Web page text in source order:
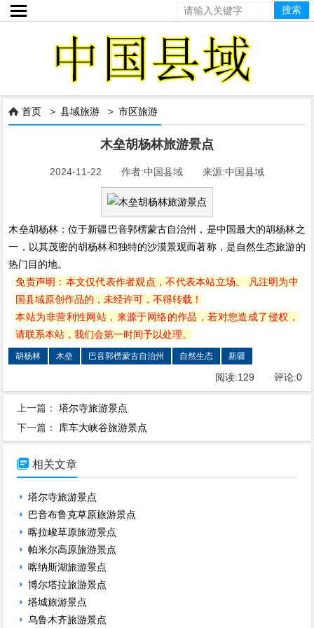

 首页 >县域旅游 >市区旅游
木垒胡杨林旅游景点
2024-11-22 作者:中国县域 来源:中国县域
木垒胡杨林：位于新疆巴音郭楞蒙古自治州，是中国最大的胡杨林之
一，以其茂密的胡杨林和独特的沙漠景观而著称，是自然生态旅游的
热门目的地。
免责声明：本文仅代表作者观点，不代表本站立场。 凡注明为中
国县域原创作品的，未经许可，不得转载！
本站为非营利性网站，来源于网络的作品，若对您造成了侵权，
请联系本站，我们会第一时间予以处理。
胡杨林 木垒 巴音郭楞蒙古自治州 自然生态 新疆
阅读:129 评论:0
上一篇：塔尔寺旅游景点
下一篇： 库车大峡谷旅游景点
 相关文章
塔尔寺旅游景点
巴音布鲁克草原旅游景点
喀拉峻草原旅游景点
帕米尔高原旅游景点
喀纳斯湖旅游景点
博尔塔拉旅游景点
塔城旅游景点
乌鲁木齐旅游景点